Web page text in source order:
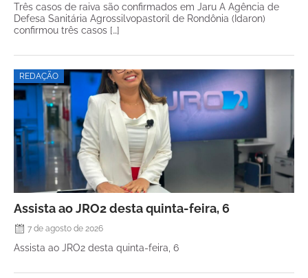
Três casos de raiva são confirmados em Jaru A Agência de
Defesa Sanitária Agrossilvopastoril de Rondônia (Idaron)
confirmou três casos […]
REDAÇÃO
Assista ao JRO2 desta quinta-feira, 6
7 de agosto de 2026
Assista ao JRO2 desta quinta-feira, 6